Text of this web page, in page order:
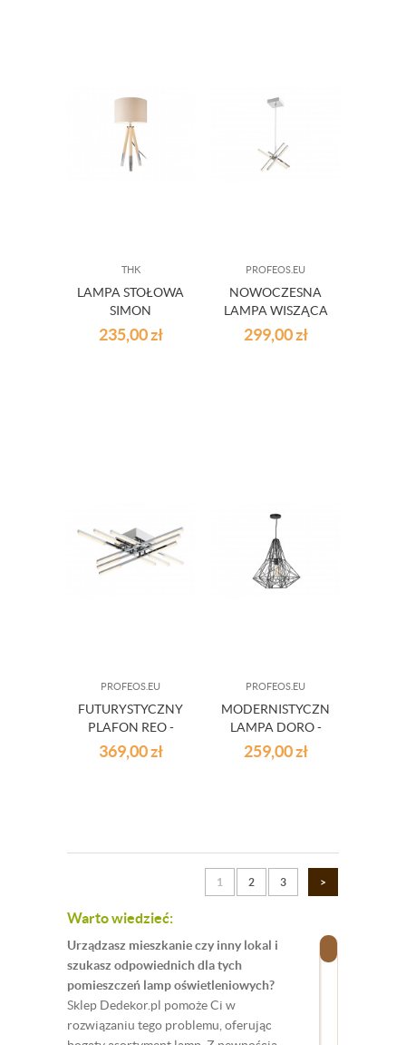
THK
LAMPA STOŁOWA
SIMON
235,00zł
PROFEOS.EU
NOWOCZESNA
LAMPA WISZĄCA
CHROMO -
METAL
299,00zł
PROFEOS.EU
FUTURYSTYCZNY
PLAFON REO -
CHROM I BIEL
369,00zł
PROFEOS.EU
MODERNISTYCZNA
LAMPA DORO -
CZARNA
259,00zł
1 2 3 >
Warto wiedzieć:
Urządzasz mieszkanie czy inny lokal i
szukasz odpowiednich dla tych
pomieszczeń lamp oświetleniowych?
Sklep Dedekor.pl pomoże Ci w
rozwiązaniu tego problemu, oferując